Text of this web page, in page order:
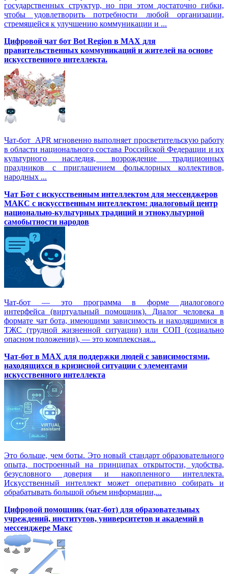
государственных структур, но при этом достаточно гибки,
чтобы удовлетворить потребности любой организации,
стремящейся к улучшению коммуникации и ...
Цифровой чат бот Вot Region в MAX для
правительственных коммуникаций и жителей на основе
искусственного интеллекта.
Чат-бот APR мгновенно выполняет просветительскую работу
в области национального состава Российской Федерации и их
культурного наследия, возрождение традиционных
праздников с приглашением фольклорных коллективов,
народных ...
Чат Бот с искусственным интеллектом для мессенджеров
МАКС с искусственным интеллектом: диалоговый центр
национально-культурных традиций и этнокультурной
самобытности народов
Чат-бот — это программа в форме диалогового
интерфейса (виртуальный помощник). Диалог человека в
формате чат бота, имеющими зависимость и находящимися в
ТЖС (трудной жизненной ситуации) или СОП (социально
опасном положении), — это комплексная...
Чат-бот в MAX для поддержки людей с зависимостями,
находящихся в кризисной ситуации с элементами
искусственного интеллекта
Это больше, чем боты. Это новый стандарт образовательного
опыта, построенный на принципах открытости, удобства,
безусловного доверия и накопленного интеллекта.
Искусственный интеллект может оперативно собирать и
обрабатывать большой объем информации,...
Цифровой помощник (чат-бот) для образовательных
учреждений, институтов, университетов и академий в
мессенджере Макс